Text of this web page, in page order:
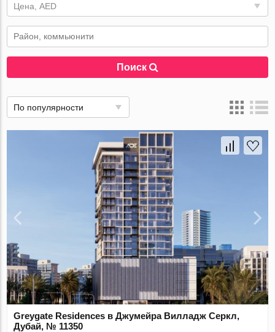
Цена, AED
Поиск
По популярности
Greygate Residences в Джумейра Вилладж Серкл,
Дубай, № 11350